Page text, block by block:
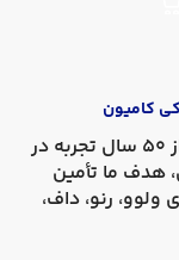
کامیون
، به عنوان فروشگاهی با بیش از 50 سال تجربه در
هدف ما تأمین
ولوو، رنو، داف،